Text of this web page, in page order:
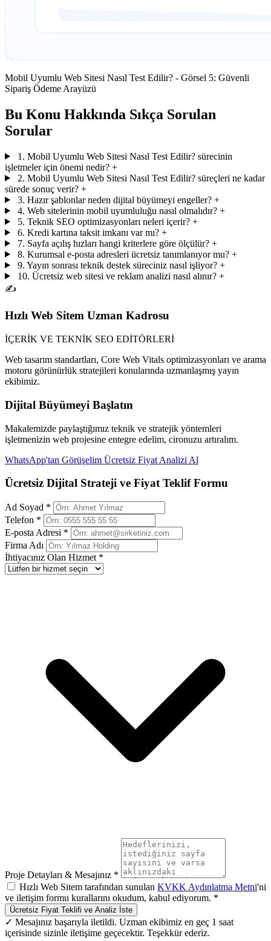
Mobil Uyumlu Web Sitesi Nasıl Test Edilir? - Görsel 5: Güvenli
Sipariş Ödeme Arayüzü
Bu Konu Hakkında Sıkça Sorulan
Sorular
1. Mobil Uyumlu Web Sitesi Nasıl Test Edilir? sürecinin
işletmeler için önemi nedir? +
2. Mobil Uyumlu Web Sitesi Nasıl Test Edilir? süreçleri ne kadar
sürede sonuç verir? +
3. Hazır şablonlar neden dijital büyümeyi engeller? +
4. Web sitelerinin mobil uyumluluğu nasıl olmalıdır? +
5. Teknik SEO optimizasyonları neleri içerir? +
6. Kredi kartına taksit imkanı var mı? +
7. Sayfa açılış hızları hangi kriterlere göre ölçülür? +
8. Kurumsal e-posta adresleri ücretsiz tanımlanıyor mu? +
9. Yayın sonrası teknik destek süreciniz nasıl işliyor? +
10. Ücretsiz web sitesi ve reklam analizi nasıl alınır? +
✍️
Hızlı Web Sitem Uzman Kadrosu
İÇERİK VE TEKNİK SEO EDİTÖRLERİ
Web tasarım standartları, Core Web Vitals optimizasyonları ve arama
motoru görünürlük stratejileri konularında uzmanlaşmış yayın
ekibimiz.
Dijital Büyümeyi Başlatın
Makalemizde paylaştığımız teknik ve stratejik yöntemleri
işletmenizin web projesine entegre edelim, cironuzu artıralım.
WhatsApp'tan Görüşelim Ücretsiz Fiyat Analizi Al
Ücretsiz Dijital Strateji ve Fiyat Teklif Formu
Ad Soyad *
Telefon *
E-posta Adresi *
Firma Adı
İhtiyacınız Olan Hizmet *
Proje Detayları & Mesajınız *
Hızlı Web Sitem tarafından sunulan KVKK Aydınlatma Metni'ni
ve iletişim formu kurallarını okudum, kabul ediyorum. *
Ücretsiz Fiyat Teklifi ve Analiz İste
✓ Mesajınız başarıyla iletildi. Uzman ekibimiz en geç 1 saat
içerisinde sizinle iletişime geçecektir. Teşekkür ederiz.